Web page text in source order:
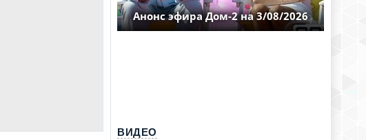
Анонс эфира Дом-2 на 3/08/2026
ВИДЕО